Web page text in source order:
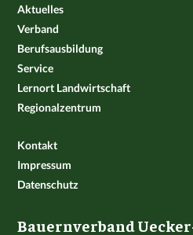
Aktuelles
Verband
Berufsausbildung
Service
Lernort Landwirtschaft
Regionalzentrum
Kontakt
Impressum
Datenschutz
Bauernverband